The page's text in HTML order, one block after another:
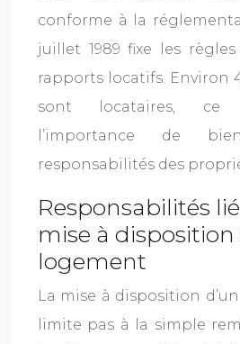
conforme à la
juillet 1989 fixe les
rapports locatifs. Environ
sont locataires, ce
l’importance de
responsabilités des
Responsabilités
mise à disposition
logement
La mise à disposition
limite pas à la simple